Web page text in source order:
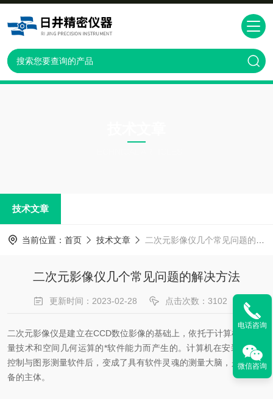
技术文章
当前位置： 首页 技术文章 二次元影像仪几个常见问题的解决方法
二次元影像仪几个常见问题的解决方法
更新时间：2023-02-28 点击次数：3102
二次元影像仪是建立在CCD数位影像的基础上，依托于计算机屏幕测
量技术和空间几何运算的*软件能力而产生的。计算机在安装上专用
控制与图形测量软件后，变成了具有软件灵魂的测量大脑，是整个设
备的主体。
电话咨询
微信咨询